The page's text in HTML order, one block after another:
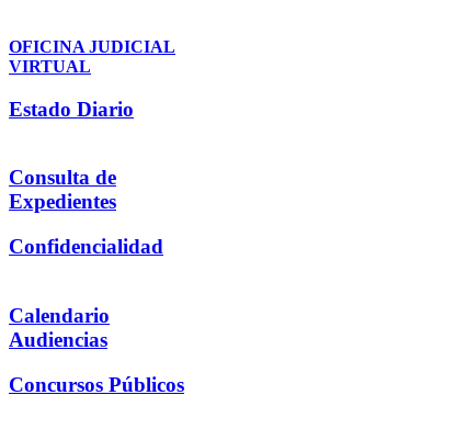
OFICINA JUDICIAL
VIRTUAL
Estado Diario
Consulta de
Expedientes
Confidencialidad
Calendario
Audiencias
Concursos Públicos